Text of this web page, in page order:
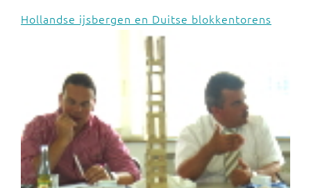
Hollandse ijsbergen en Duitse blokkentorens